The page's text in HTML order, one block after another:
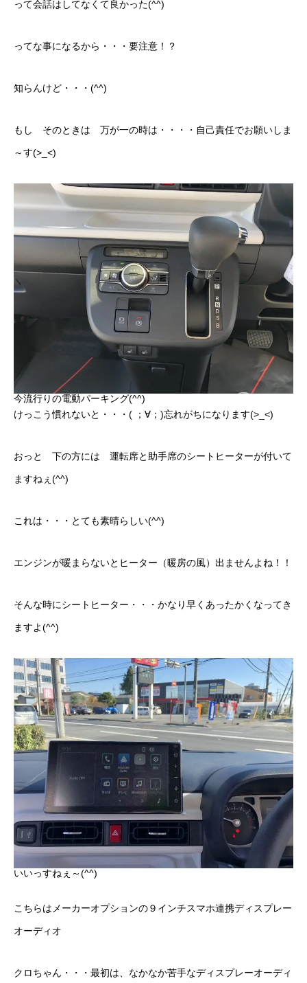
って会話はしてなくて良かった(^^)
ってな事になるから・・・要注意！？
知らんけど・・・(^^)
もし そのときは 万が一の時は・・・・自己責任でお願いしま
～す(>_<)
今流行りの電動パーキング(^^)
けっこう慣れないと・・・( ；∀；)忘れがちになります(>_<)
おっと 下の方には 運転席と助手席のシートヒーターが付いて
ますねぇ(^^)
これは・・・とても素晴らしい(^^)
エンジンが暖まらないとヒーター（暖房の風）出ませんよね！！
そんな時にシートヒーター・・・かなり早くあったかくなってき
ますよ(^^)
いいっすねぇ～(^^)
こちらはメーカーオプションの９インチスマホ連携ディスプレー
オーディオ
クロちゃん・・・最初は、なかなか苦手なディスプレーオーディ